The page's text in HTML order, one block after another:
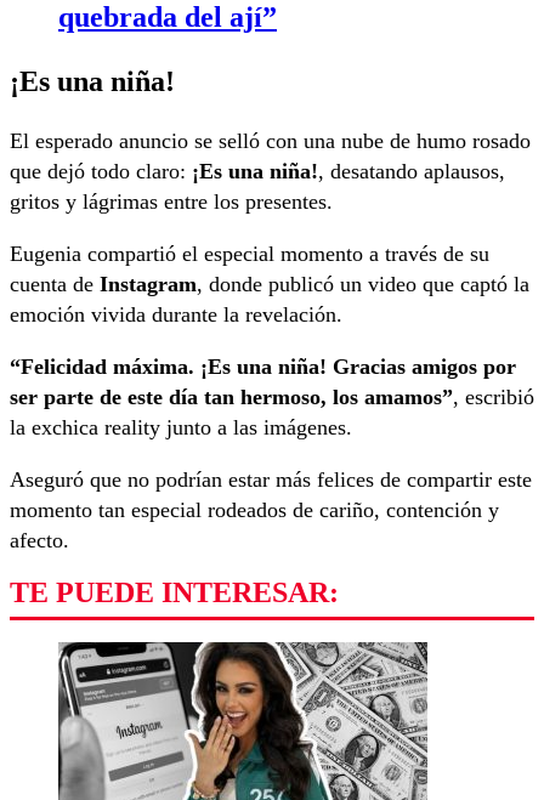
quebrada del ají”
¡Es una niña!
El esperado anuncio se selló con una nube de humo rosado
que dejó todo claro: ¡Es una niña!, desatando aplausos,
gritos y lágrimas entre los presentes.
Eugenia compartió el especial momento a través de su
cuenta de Instagram, donde publicó un video que captó la
emoción vivida durante la revelación.
“Felicidad máxima. ¡Es una niña! Gracias amigos por
ser parte de este día tan hermoso, los amamos”, escribió
la exchica reality junto a las imágenes.
Aseguró que no podrían estar más felices de compartir este
momento tan especial rodeados de cariño, contención y
afecto.
TE PUEDE INTERESAR: